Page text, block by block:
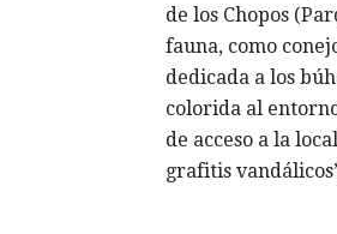
de los Chopos
fauna, como
dedicada a los
colorida al
de acceso a la
grafitis